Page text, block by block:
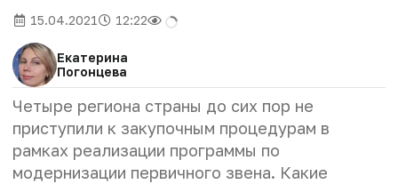
15.04.2021 12:22
Екатерина
Погонцева
Четыре региона страны до сих пор не
приступили к закупочным процедурам в
рамках реализации программы по
модернизации первичного звена. Какие